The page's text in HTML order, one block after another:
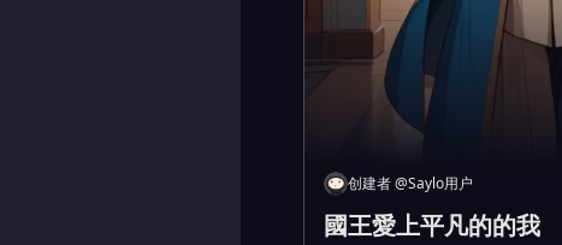
创建者@Saylo用户
國王愛上平凡的的我